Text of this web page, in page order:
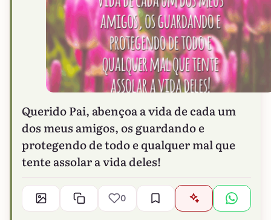
Querido Pai, abençoa a vida de cada um
dos meus amigos, os guardando e
protegendo de todo e qualquer mal que
tente assolar a vida deles!
0